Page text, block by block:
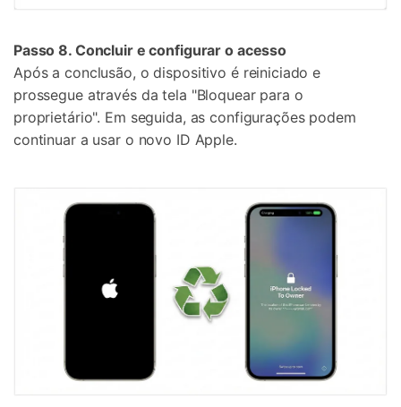
Passo 8. Concluir e configurar o acesso
Após a conclusão, o dispositivo é reiniciado e
prossegue através da tela "Bloquear para o
proprietário". Em seguida, as configurações podem
continuar a usar o novo ID Apple.